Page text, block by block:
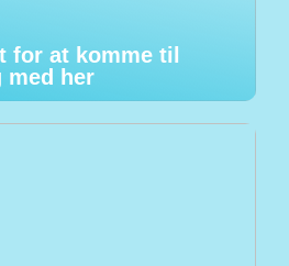
for at komme til
her